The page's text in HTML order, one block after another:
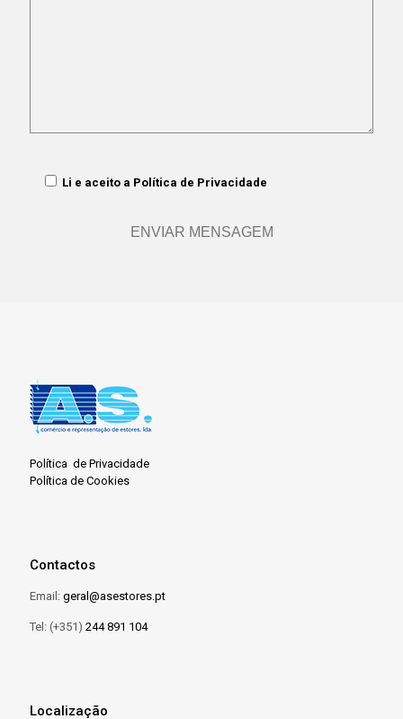
Li e aceito a Política de Privacidade
Política de Privacidade
Política de Cookies
Contactos
Email: geral@asestores.pt
Tel: (+351) 244 891 104
Localização